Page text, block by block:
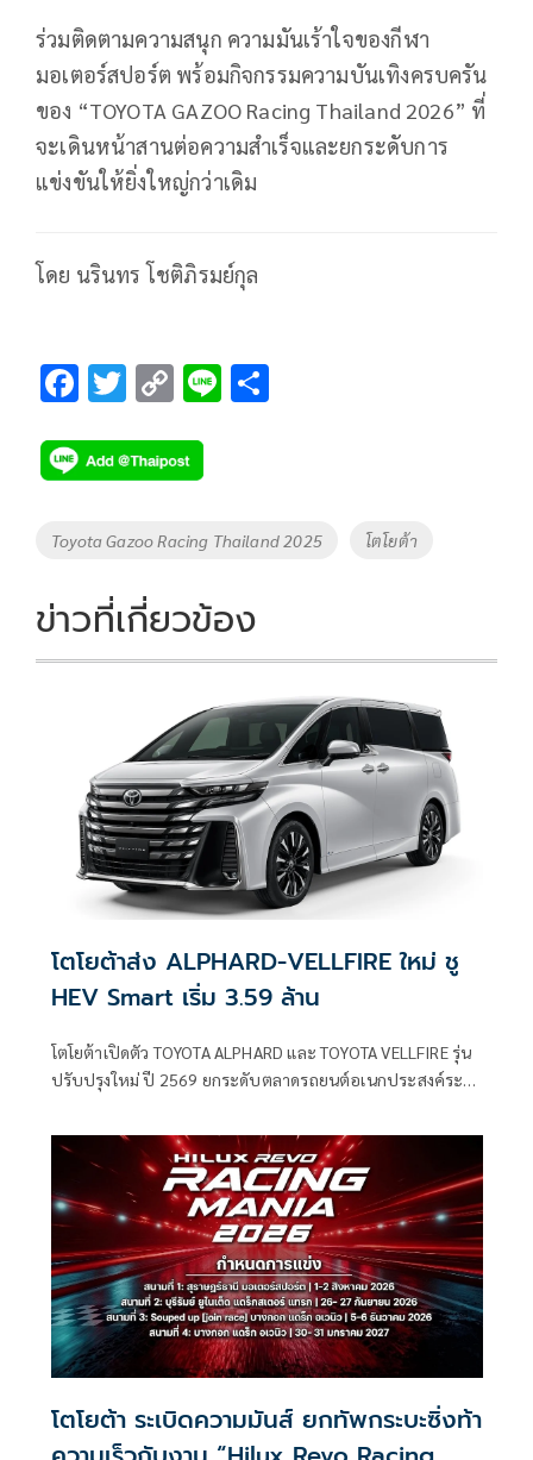
ร่วมติดตามความสนุก ความมันเร้าใจของกีฬา
มอเตอร์สปอร์ต พร้อมกิจกรรมความบันเทิงครบครัน
ของ “TOYOTA GAZOO Racing Thailand 2026” ที่
จะเดินหน้าสานต่อความสำเร็จและยกระดับการ
แข่งขันให้ยิ่งใหญ่กว่าเดิม
โดย นรินทร โชติภิรมย์กุล
F
e
b
o
k
T
tt
er
C
p
y
Li
k
Li
Tags
Toyota Gazoo Racing Thailand 2025 โตโยต้า
ข่าวที่เกี่ยวข้อง
โตโยต้าส่ง ALPHARD-VELLFIRE ใหม่ ชู
HEV Smart เริ่ม 3.59 ล้าน
โตโยต้าเปิดตัว TOYOTA ALPHARD และ TOYOTA VELLFIRE รุ่น
ปรับปรุงใหม่ ปี 2569 ยกระดับตลาดรถยนต์อเนกประสงค์ระ
โตโยต้า ระเบิดความมันส์ ยกทัพกระบะซิ่งท้า